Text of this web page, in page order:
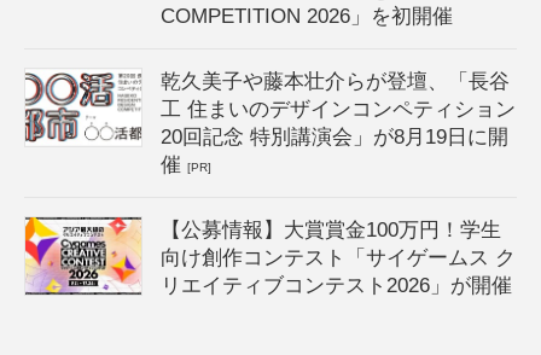
COMPETITION 2026」を初開催
乾久美子や藤本壮介らが登壇、「長谷
工 住まいのデザインコンペティション
20回記念 特別講演会」が8月19日に開
催[PR]
【公募情報】大賞賞金100万円！学生
向け創作コンテスト「サイゲームス ク
リエイティブコンテスト2026」が開催